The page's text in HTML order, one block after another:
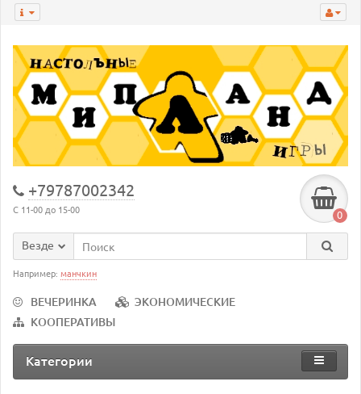
+79787002342
С 11-00 до 15-00 0
Везде
Например: манчкин
ВЕЧЕРИНКА
ЭКОНОМИЧЕСКИЕ
КООПЕРАТИВЫ
Категории